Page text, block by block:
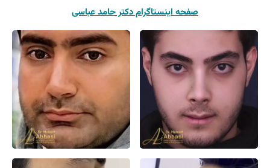
صفحه اینستاگرام دکتر حامد عباسی